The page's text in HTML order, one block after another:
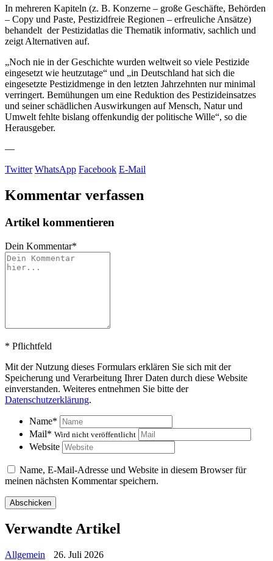
In mehreren Kapiteln (z. B. Konzerne – große Geschäfte, Behörden
– Copy und Paste, Pestizidfreie Regionen – erfreuliche Ansätze)
behandelt der Pestizidatlas die Thematik informativ, sachlich und
zeigt Alternativen auf.
„Noch nie in der Geschichte wurden weltweit so viele Pestizide
eingesetzt wie heutzutage“ und „in Deutschland hat sich die
eingesetzte Pestizidmenge in den letzten Jahrzehnten nur minimal
verringert. Bemühungen um eine Reduktion des Pestizideinsatzes
und seiner schädlichen Auswirkungen auf Mensch, Natur und
Umwelt fehlte bislang offenkundig der politische Wille“, so die
Herausgeber.
—
Twitter WhatsApp Facebook E-Mail
Kommentar verfassen
Artikel kommentieren
Dein Kommentar*
* Pflichtfeld
Mit der Nutzung dieses Formulars erklären Sie sich mit der
Speicherung und Verarbeitung Ihrer Daten durch diese Website
einverstanden. Weiteres entnehmen Sie bitte der
Datenschutzerklärung.
Name*
Mail* Wird nicht veröffentlicht
Website
Name, E-Mail-Adresse und Website in diesem Browser für
meinen nächsten Kommentar speichern.
Verwandte Artikel
Allgemein 26. Juli 2026